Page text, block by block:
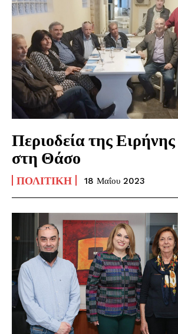
Περιοδεία της
στη Θάσο
ΠΟΛΙΤΙΚΉ 18 Μαΐου 2023